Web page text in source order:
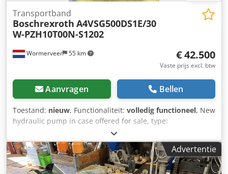
Wormerveer 55 km
Transportband
Boschrexroth A4VSG500DS1E/30
W-PZH10T00N-S1202
€ 42.500
Vaste prijs excl. btw
Aanvragen Bellen
Toestand: nieuw, Functionaliteit: volledig functioneel, New
hydraulic pump in case offered for sale, type:
A4VSG500DS1E/30W-PZH10T00N-S1202 This motor is left
over after project completion. If possible, you can view the
motor at our test bench; it will then be delivered complete
with a test certificate. Dkedpfezqcyrsx Aifor
Advertentie